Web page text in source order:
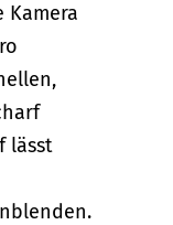
Kamera
lässt